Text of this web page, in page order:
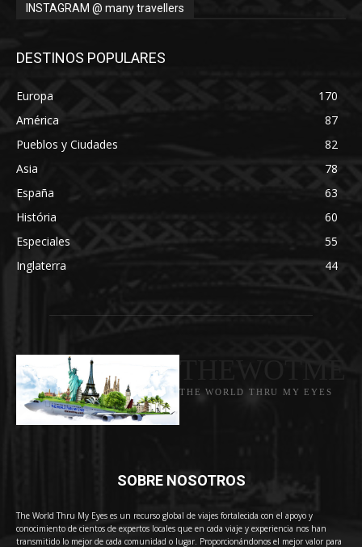
INSTAGRAM @ many travellers
DESTINOS POPULARES
Europa
170
América
87
Pueblos y Ciudades
82
Asia
78
España
63
História
60
Especiales
55
Inglaterra
44
THE WORLD THRU MY EYES
SOBRE NOSOTROS
The World Thru My Eyes es un recurso global de viajes fortalecida con el apoyo y
conocimiento de cientos de expertos locales que en cada viaje y experiencia nos han
transmitido lo mejor de cada comunidad o lugar. Proporcionándonos el mejor valor para